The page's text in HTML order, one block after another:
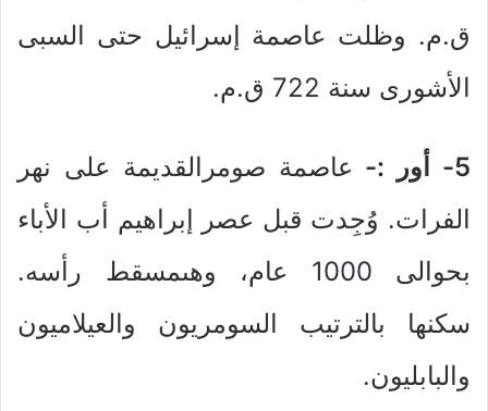
ق.م. وظلت عاصمة إسرائيل حتى السبى
الأشورى سنة 722 ق.م.
5- أور :-
عاصمة صومرالقديمة على نهر
الفرات. وُجِدت قبل عصر إبراهيم أب الأباء
بحوالى 1000 عام، وهىمسقط رأسه.
سكنها بالترتيب السومريون والعيلاميون
والبابليون.